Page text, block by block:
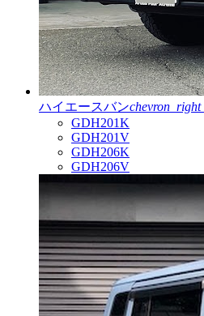
ハイエースバンchevron_right
GDH201K
GDH201V
GDH206K
GDH206V